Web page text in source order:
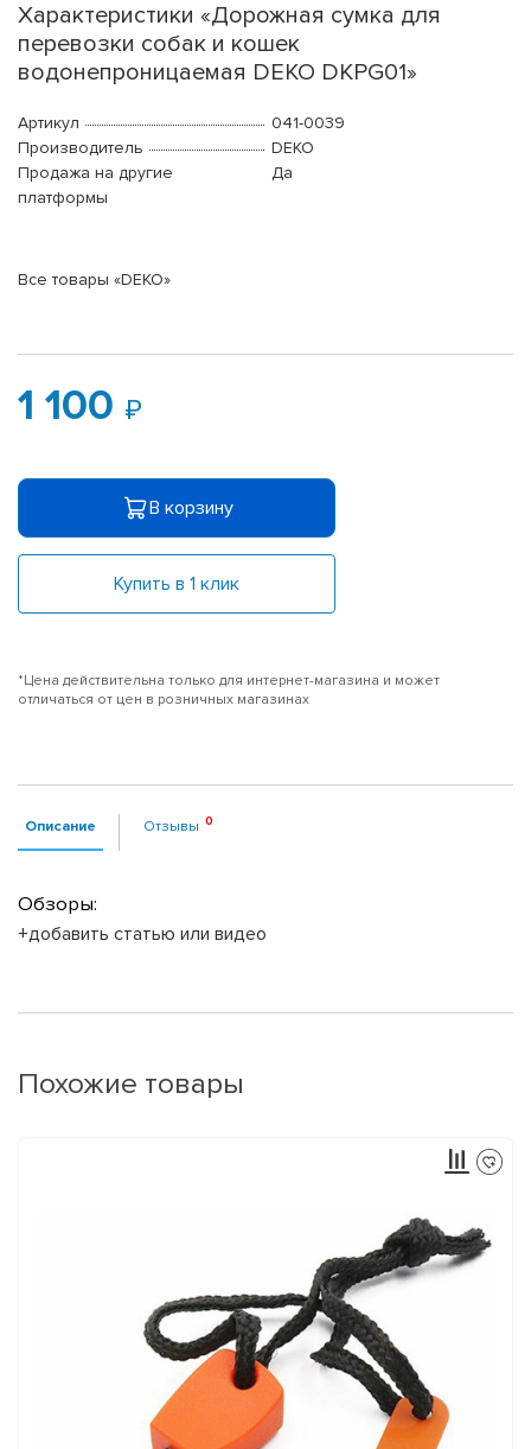
Характеристики «Дорожная сумка для
перевозки собак и кошек
водонепроницаемая DEKO DKPG01»
Артикул
041-0039
Производитель
DEKO
Продажа на другие
платформы
Да
Все товары «DEKO»
1 100
В корзину
Купить в 1 клик
*Цена действительна только для интернет-магазина и может
отличаться от цен в розничных магазинах
Описание Отзывы
Обзоры:
+добавить статью или видео
Похожие товары